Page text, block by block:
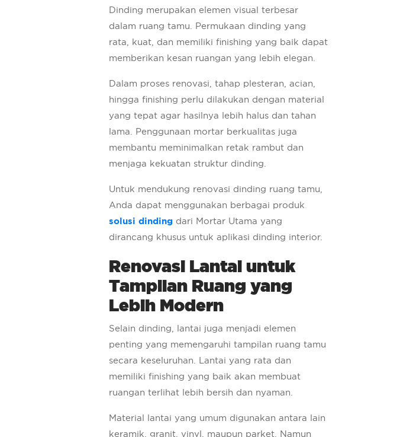
Dinding merupakan elemen visual terbesar
dalam ruang tamu. Permukaan dinding yang
rata, kuat, dan memiliki finishing yang baik dapat
memberikan kesan ruangan yang lebih elegan.
Dalam proses renovasi, tahap plesteran, acian,
hingga finishing perlu dilakukan dengan material
yang tepat agar hasilnya lebih halus dan tahan
lama. Penggunaan mortar berkualitas juga
membantu meminimalkan retak rambut dan
menjaga kekuatan struktur dinding.
Untuk mendukung renovasi dinding ruang tamu,
Anda dapat menggunakan berbagai produk
solusi dindingdari Mortar Utama yang
dirancang khusus untuk aplikasi dinding interior.
Renovasi Lantai untuk
Tampilan Ruang yang
Lebih Modern
Selain dinding, lantai juga menjadi elemen
penting yang memengaruhi tampilan ruang tamu
secara keseluruhan. Lantai yang rata dan
memiliki finishing yang baik akan membuat
ruangan terlihat lebih bersih dan nyaman.
Material lantai yang umum digunakan antara lain
keramik, granit, vinyl, maupun parket. Namun